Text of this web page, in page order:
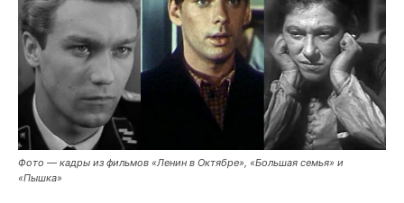
Фото — кадры из фильмов «Ленин в Октябре», «Большая семья» и
«Пышка»